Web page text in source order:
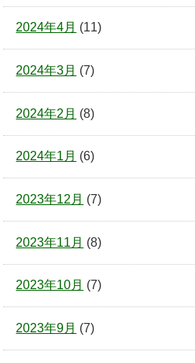
2024年4月 (11)
2024年3月 (7)
2024年2月 (8)
2024年1月 (6)
2023年12月 (7)
2023年11月 (8)
2023年10月 (7)
2023年9月 (7)